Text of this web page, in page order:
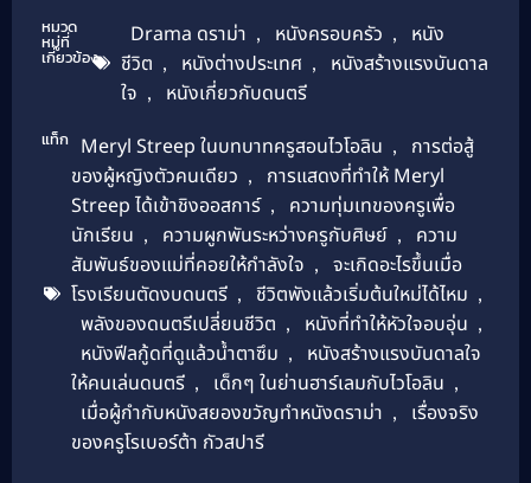
หมวด
หมู่ที่
เกี่ยวข้อง
Drama ดราม่า , หนังครอบครัว ,
หนัง
ชีวิต , หนังต่างประเทศ ,
หนังสร้างแรงบันดาล
ใจ , หนังเกี่ยวกับดนตรี
แท็ก Meryl Streep ในบทบาทครูสอนไวโอลิน ,
การต่อสู้
ของผู้หญิงตัวคนเดียว ,
การแสดงที่ทำให้ Meryl
Streep ได้เข้าชิงออสการ์ ,
ความทุ่มเทของครูเพื่อ
นักเรียน , ความผูกพันระหว่างครูกับศิษย์ ,
ความ
สัมพันธ์ของแม่ที่คอยให้กำลังใจ ,
จะเกิดอะไรขึ้นเมื่อ
โรงเรียนตัดงบดนตรี , ชีวิตพังแล้วเริ่มต้นใหม่ได้ไหม ,
พลังของดนตรีเปลี่ยนชีวิต , หนังที่ทำให้หัวใจอบอุ่น ,
หนังฟีลกู้ดที่ดูแล้วน้ำตาซึม ,
หนังสร้างแรงบันดาลใจ
ให้คนเล่นดนตรี , เด็กๆ ในย่านฮาร์เลมกับไวโอลิน ,
เมื่อผู้กำกับหนังสยองขวัญทำหนังดราม่า ,
เรื่องจริง
ของครูโรเบอร์ต้า กัวสปารี